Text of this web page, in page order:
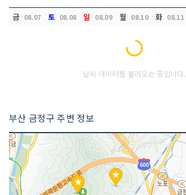
금 08.07 토 08.08 일 08.09 월 08.10 화 08.11
Loading...
날씨 데이터를 불러오는 중입니다.
부산 금정구 주변 정보